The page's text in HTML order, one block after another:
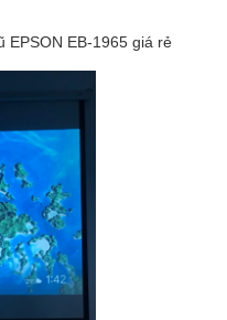
EPSON EB-1965 giá rẻ